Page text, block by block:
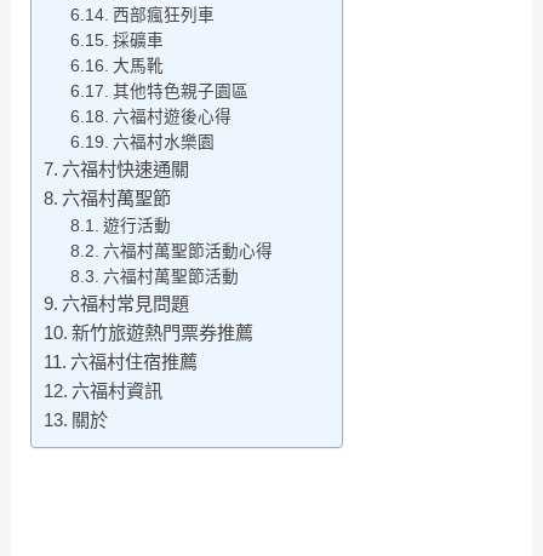
西部瘋狂列車
採礦車
大馬靴
其他特色親子園區
六福村遊後心得
六福村水樂園
六福村快速通關
六福村萬聖節
遊行活動
六福村萬聖節活動心得
六福村萬聖節活動
六福村常見問題
新竹旅遊熱門票券推薦
六福村住宿推薦
六福村資訊
關於